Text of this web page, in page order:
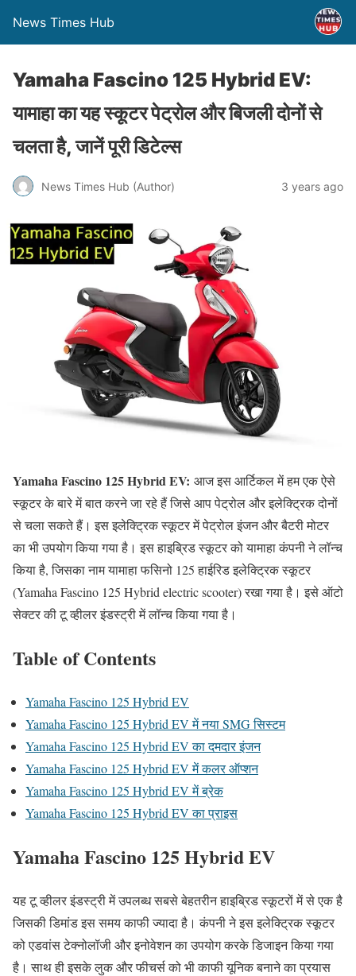
News Times Hub
Yamaha Fascino 125 Hybrid EV:
यामाहा का यह स्कूटर पेट्रोल और बिजली दोनों से
चलता है, जानें पूरी डिटेल्स
News Times Hub (Author) 3 years ago
Yamaha Fascino 125 Hybrid EV: आज इस आर्टिकल में हम एक ऐसे
स्कूटर के बारे में बात करने जा रहे हैं जिसे आप पेट्रोल और इलेक्ट्रिक दोनों
से चला सकते हैं। इस इलेक्ट्रिक स्कूटर में पेट्रोल इंजन और बैटरी मोटर
का भी उपयोग किया गया है। इस हाइब्रिड स्कूटर को यामाहा कंपनी ने लॉन्च
किया है, जिसका नाम यामाहा फसिनो 125 हाईरिड इलेक्ट्रिक स्कूटर
(Yamaha Fascino 125 Hybrid electric scooter) रखा गया है। इसे ऑटो
सेक्टर की टू व्हीलर इंडस्ट्री में लॉन्च किया गया है।
Table of Contents
Yamaha Fascino 125 Hybrid EV
Yamaha Fascino 125 Hybrid EV में नया SMG सिस्टम
Yamaha Fascino 125 Hybrid EV का दमदार इंजन
Yamaha Fascino 125 Hybrid EV में कलर ऑप्शन
Yamaha Fascino 125 Hybrid EV में ब्रेक
Yamaha Fascino 125 Hybrid EV का प्राइस
Yamaha Fascino 125 Hybrid EV
यह टू व्हीलर इंडस्ट्री में उपलब्ध सबसे बेहतरीन हाइब्रिड स्कूटरों में से एक है
जिसकी डिमांड इस समय काफी ज्यादा है। कंपनी ने इस इलेक्ट्रिक स्कूटर
को एडवांस टेक्नोलॉजी और इनोवेशन का उपयोग करके डिजाइन किया गया
है। साथ ही इसके लुक और फीचर्स को भी काफी यूनिक बनाने का प्रयास